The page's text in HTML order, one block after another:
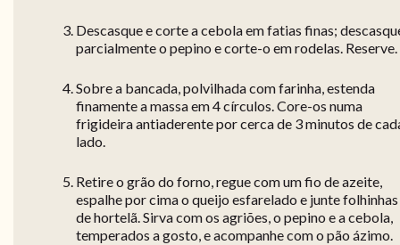
Descasque e corte a cebola em fatias finas;
parcialmente o pepino e corte-o em rodelas. Reserve.
Sobre a bancada, polvilhada com farinha, estenda
finamente a massa em 4 círculos. Core-os numa
frigideira antiaderente por cerca de 3 minutos de
lado.
Retire o grão do forno, regue com um fio de azeite,
espalhe por cima o queijo esfarelado e junte folhinhas
de hortelã. Sirva com os agriões, o pepino e a cebola,
temperados a gosto, e acompanhe com o pão ázimo.